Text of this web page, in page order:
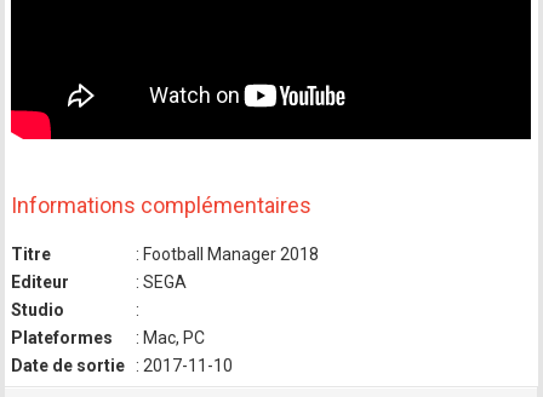
Informations complémentaires
Titre
: Football Manager 2018
Editeur
: SEGA
Studio
:
Plateformes
: Mac, PC
Date de sortie
: 2017-11-10